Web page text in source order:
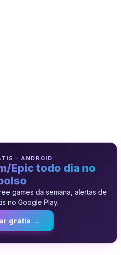
· ANDROID
Epic todo dia no
games da semana, alertas de
no Google Play.
grátis →